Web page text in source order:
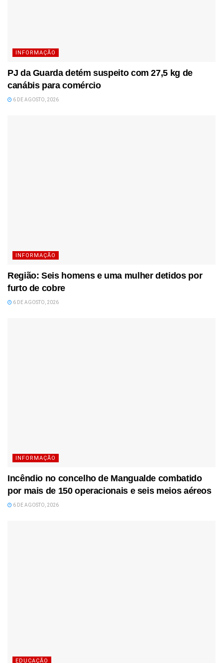
INFORMAÇÃO
PJ da Guarda detém suspeito com 27,5 kg de
canábis para comércio
6 DE AGOSTO, 2026
INFORMAÇÃO
Região: Seis homens e uma mulher detidos por
furto de cobre
6 DE AGOSTO, 2026
INFORMAÇÃO
Incêndio no concelho de Mangualde combatido
por mais de 150 operacionais e seis meios aéreos
6 DE AGOSTO, 2026
EDUCAÇÃO